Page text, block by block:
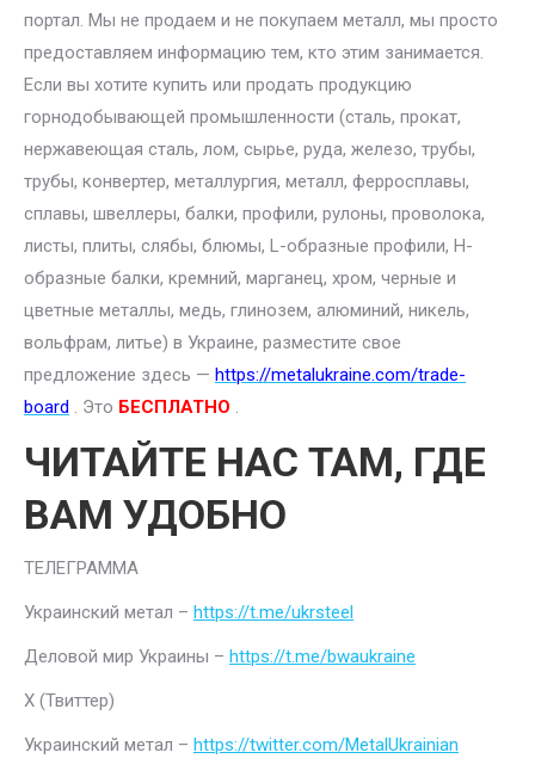
портал. Мы не продаем и не покупаем металл, мы просто
предоставляем информацию тем, кто этим занимается.
Если вы хотите купить или продать продукцию
горнодобывающей промышленности (сталь, прокат,
нержавеющая сталь, лом, сырье, руда, железо, трубы,
трубы, конвертер, металлургия, металл, ферросплавы,
сплавы, швеллеры, балки, профили, рулоны, проволока,
листы, плиты, слябы, блюмы, L-образные профили, H-
образные балки, кремний, марганец, хром, черные и
цветные металлы, медь, глинозем, алюминий, никель,
вольфрам, литье) в Украине, разместите свое
предложение здесь — https://metalukraine.com/trade-
board . Это БЕСПЛАТНО .
ЧИТАЙТЕ НАС ТАМ, ГДЕ
ВАМ УДОБНО
ТЕЛЕГРАММА
Украинский метал – https://t.me/ukrsteel
Деловой мир Украины – https://t.me/bwaukraine
Х (Твиттер)
Украинский метал – https://twitter.com/MetalUkrainian